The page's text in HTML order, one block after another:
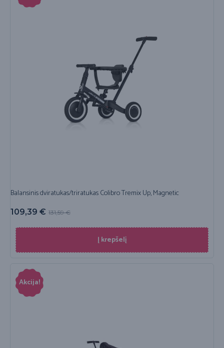
Balansinis dviratukas/triratukas Colibro Tremix Up, Magnetic
131,59€
109,39 €
Į krepšelį
Akcija!